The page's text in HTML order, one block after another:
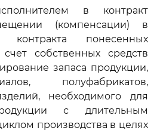
в контракт
(компенсации) в
понесенных
собственных средств
запаса продукции,
полуфабрикатов,
необходимого для
с длительным
производства в целях